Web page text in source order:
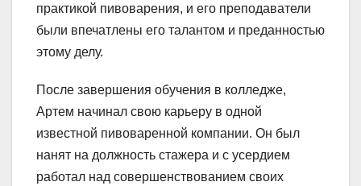
практикой пивоварения, и его преподаватели
были впечатлены его талантом и преданностью
этому делу.
После завершения обучения в колледже,
Артем начинал свою карьеру в одной
известной пивоваренной компании. Он был
нанят на должность стажера и с усердием
работал над совершенствованием своих